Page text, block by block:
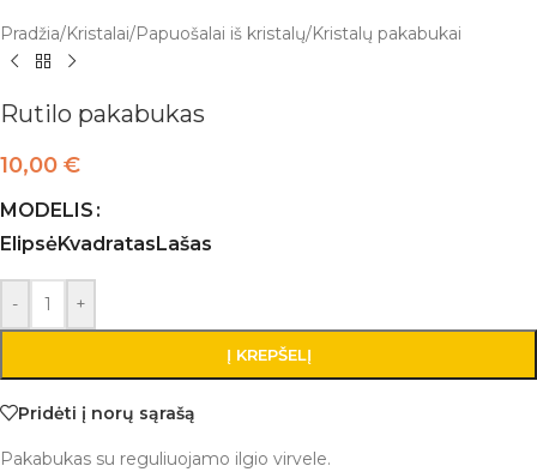
Pradžia/Kristalai/Papuošalai iš kristalų/Kristalų pakabukai
Rutilo pakabukas
10,00 €
MODELIS
ElipsėKvadratasLašas
- +
Į KREPŠELĮ
Pridėti į norų sąrašą
Pakabukas su reguliuojamo ilgio virvele.